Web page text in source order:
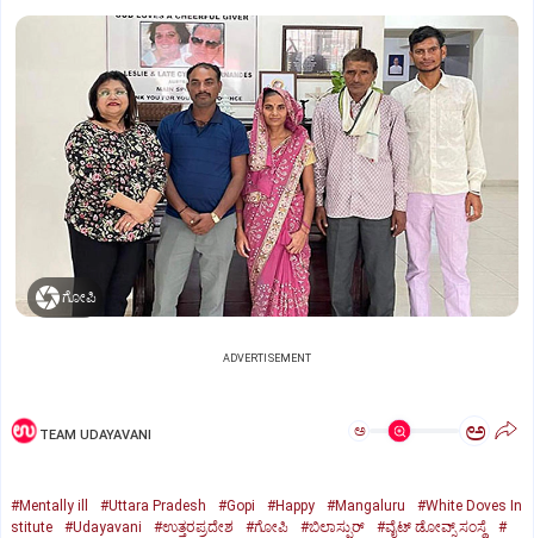
ಗೋಪಿ
ADVERTISEMENT
TEAM UDAYAVANI ಅ ಅ
#Mentally ill #Uttara Pradesh #Gopi #Happy #Mangaluru
#White Doves In
stitute
#Udayavani #ಉತ್ತರಪ್ರದೇಶ #ಗೋಪಿ #ಬಿಲಾಸ್ಪುರ್‌ #ವೈಟ್‌ ಡೋವ್ಸ್‌ ಸಂಸ್ಥೆ
#